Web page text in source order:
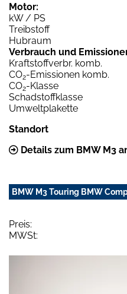
Motor:
kW / PS
Treibstoff
Hubraum
Verbrauch und
Kraftstoffverbr. komb.
CO2-Emissionen komb.
CO2-Klasse
Schadstoffklasse
Umweltplakette
Standort
Details zum BMW M3
BMW M3 Touring BMW
Preis:
MWSt: